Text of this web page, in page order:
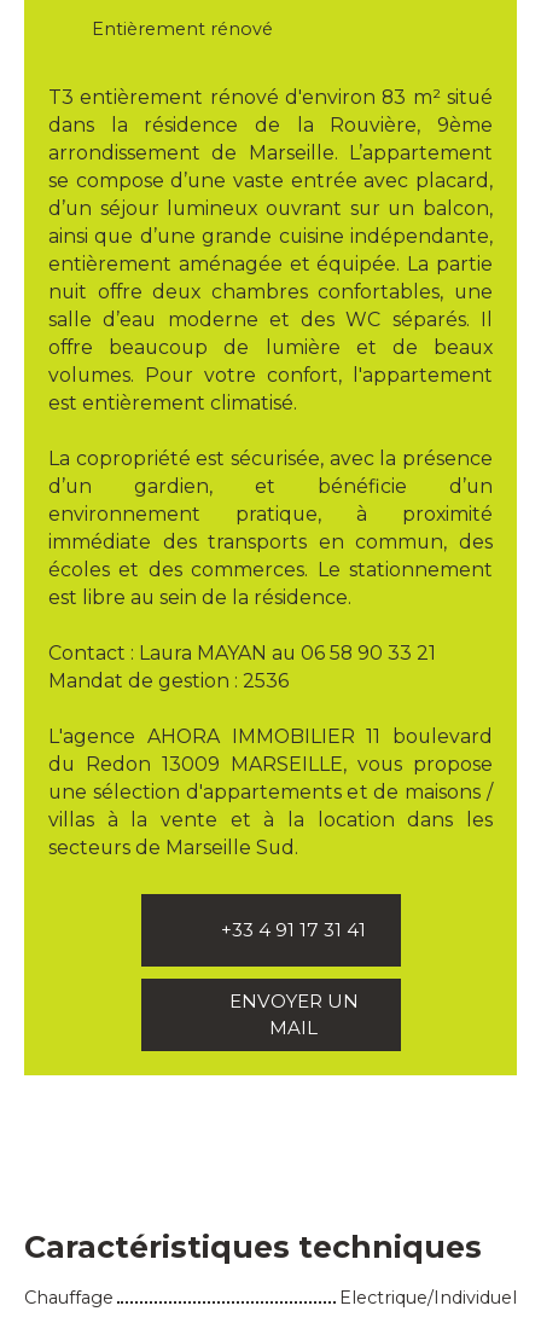
Entièrement rénové
T3 entièrement rénové d'environ 83 m² situé
dans la résidence de la Rouvière, 9ème
arrondissement de Marseille. L’appartement
se compose d’une vaste entrée avec placard,
d’un séjour lumineux ouvrant sur un balcon,
ainsi que d’une grande cuisine indépendante,
entièrement aménagée et équipée. La partie
nuit offre deux chambres confortables, une
salle d’eau moderne et des WC séparés. Il
offre beaucoup de lumière et de beaux
volumes. Pour votre confort, l'appartement
est entièrement climatisé.
La copropriété est sécurisée, avec la présence
d’un gardien, et bénéficie d’un
environnement pratique, à proximité
immédiate des transports en commun, des
écoles et des commerces. Le stationnement
est libre au sein de la résidence.
Contact : Laura MAYAN au 06 58 90 33 21
Mandat de gestion : 2536
L'agence AHORA IMMOBILIER 11 boulevard
du Redon 13009 MARSEILLE, vous propose
une sélection d'appartements et de maisons /
villas à la vente et à la location dans les
secteurs de Marseille Sud.
+33 4 91 17 31 41
ENVOYER UN
MAIL
Caractéristiques techniques
Chauffage
Electrique/Individuel